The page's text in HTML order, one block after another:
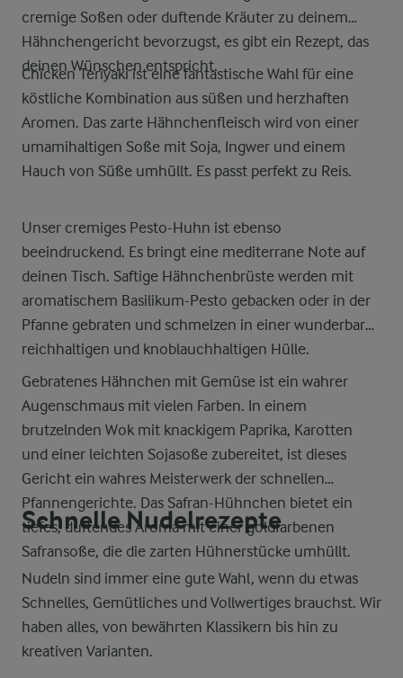
cremige Soßen oder duftende Kräuter zu deinem
Hähnchengericht bevorzugst, es gibt ein Rezept, das
deinen Wünschen entspricht.
Chicken Teriyaki ist eine fantastische Wahl für eine
köstliche Kombination aus süßen und herzhaften
Aromen. Das zarte Hähnchenfleisch wird von einer
umamihaltigen Soße mit Soja, Ingwer und einem
Hauch von Süße umhüllt. Es passt perfekt zu Reis.
Unser cremiges Pesto-Huhn ist ebenso
beeindruckend. Es bringt eine mediterrane Note auf
deinen Tisch. Saftige Hähnchenbrüste werden mit
aromatischem Basilikum-Pesto gebacken oder in der
Pfanne gebraten und schmelzen in einer wunderbar
reichhaltigen und knoblauchhaltigen Hülle.
Gebratenes Hähnchen mit Gemüse ist ein wahrer
Augenschmaus mit vielen Farben. In einem
brutzelnden Wok mit knackigem Paprika, Karotten
und einer leichten Sojasoße zubereitet, ist dieses
Gericht ein wahres Meisterwerk der schnellen
Pfannengerichte. Das Safran-Hühnchen bietet ein
tiefes, duftendes Aroma mit einer goldfarbenen
Safransoße, die die zarten Hühnerstücke umhüllt.
Schnelle Nudelrezepte
Nudeln sind immer eine gute Wahl, wenn du etwas
Schnelles, Gemütliches und Vollwertiges brauchst. Wir
haben alles, von bewährten Klassikern bis hin zu
kreativen Varianten.